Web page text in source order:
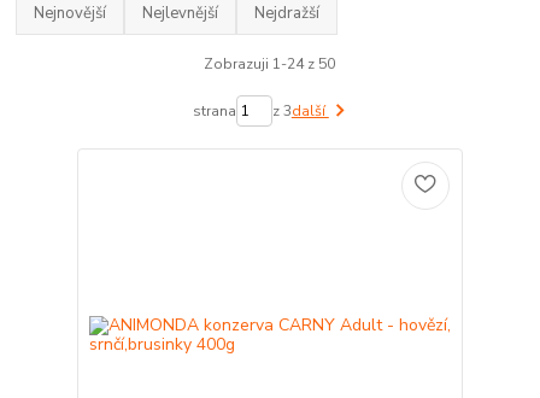
Nejnovější Nejlevnější Nejdražší
Zobrazuji 1-24 z 50
strana z 3další